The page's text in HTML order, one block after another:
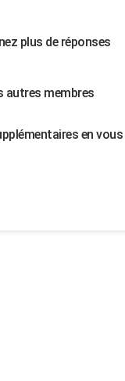
plus de réponses
autres membres
en vous